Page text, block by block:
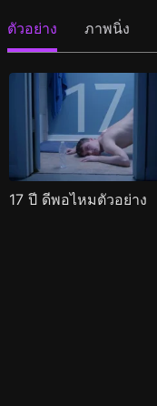
ตัวอย่าง ภาพนิ่ง
17 ปี ดีพอไหมตัวอย่าง